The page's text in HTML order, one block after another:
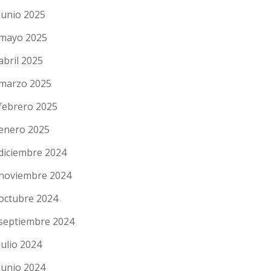
2025
2025
2025
2025
2025
2025
2024
2024
2024
2024
2024
2024